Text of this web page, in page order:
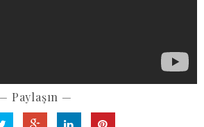
Paylaşın —